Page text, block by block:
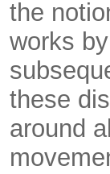
the
works
these
around